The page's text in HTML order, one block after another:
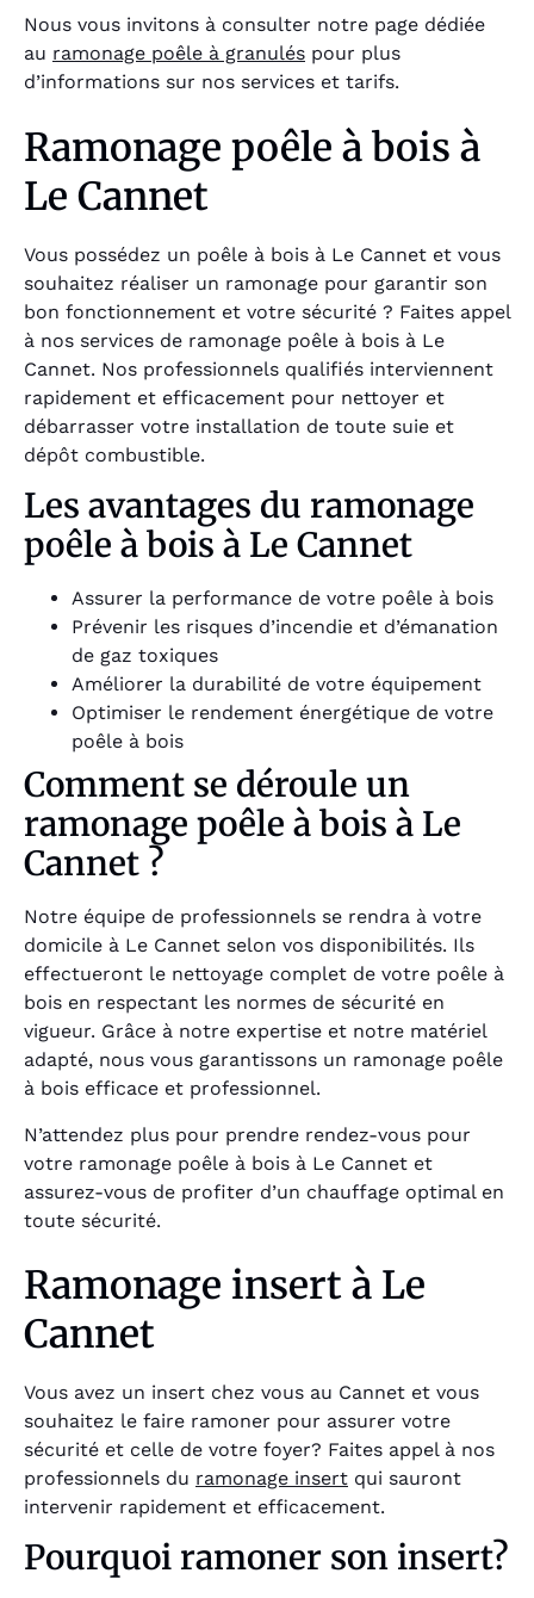
Nous vous invitons à consulter notre page dédiée
au ramonage poêle à granulés pour plus
d’informations sur nos services et tarifs.
Ramonage poêle à bois à
Le Cannet
Vous possédez un poêle à bois à Le Cannet et vous
souhaitez réaliser un ramonage pour garantir son
bon fonctionnement et votre sécurité ? Faites appel
à nos services de ramonage poêle à bois à Le
Cannet. Nos professionnels qualifiés interviennent
rapidement et efficacement pour nettoyer et
débarrasser votre installation de toute suie et
dépôt combustible.
Les avantages du ramonage
poêle à bois à Le Cannet
Assurer la performance de votre poêle à bois
Prévenir les risques d’incendie et d’émanation
de gaz toxiques
Améliorer la durabilité de votre équipement
Optimiser le rendement énergétique de votre
poêle à bois
Comment se déroule un
ramonage poêle à bois à Le
Cannet ?
Notre équipe de professionnels se rendra à votre
domicile à Le Cannet selon vos disponibilités. Ils
effectueront le nettoyage complet de votre poêle à
bois en respectant les normes de sécurité en
vigueur. Grâce à notre expertise et notre matériel
adapté, nous vous garantissons un ramonage poêle
à bois efficace et professionnel.
N’attendez plus pour prendre rendez-vous pour
votre ramonage poêle à bois à Le Cannet et
assurez-vous de profiter d’un chauffage optimal en
toute sécurité.
Ramonage insert à Le
Cannet
Vous avez un insert chez vous au Cannet et vous
souhaitez le faire ramoner pour assurer votre
sécurité et celle de votre foyer? Faites appel à nos
professionnels du ramonage insert qui sauront
intervenir rapidement et efficacement.
Pourquoi ramoner son insert?